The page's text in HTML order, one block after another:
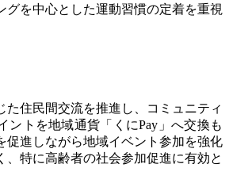
グを中心とした運動習慣の定着を重視
住民間交流を推進し、コミュニティ
ントを地域通貨「くにPay 」へ交換も
促進しながら地域イベント参加を強化
、特に高齢者の社会参加促進に有効と